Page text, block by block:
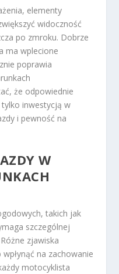
elementy
widoczność
po zmroku. Dobrze
ma wplecione
poprawia
że odpowiednie
inwestycją w
i pewność na
W
takich jak
szczególnej
zjawiska
na zachowanie
motocyklista